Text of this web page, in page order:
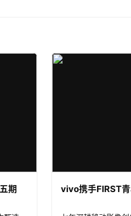
期 vivo携手FIRST